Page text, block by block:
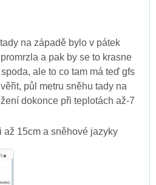
na západě bylo v pátek
a pak by se to krasne
ale to co tam má teď gfs
půl metru sněhu tady na
dokonce při teplotách až-7
až 15cm a sněhové jazyky